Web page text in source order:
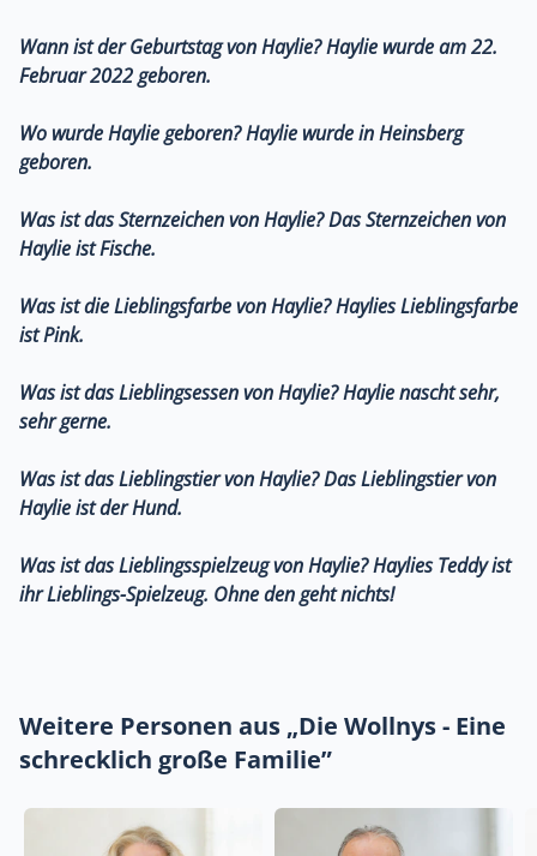
Wann ist der Geburtstag von Haylie?Haylie wurde am 22.
Februar 2022 geboren.
Wo wurde Haylie geboren?Haylie wurde in Heinsberg
geboren.
Was ist das Sternzeichen von Haylie?Das Sternzeichen von
Haylie ist Fische.
Was ist die Lieblingsfarbe von Haylie?Haylies Lieblingsfarbe
ist Pink.
Was ist das Lieblingsessen von Haylie?Haylie nascht sehr,
sehr gerne.
Was ist das Lieblingstier von Haylie?Das Lieblingstier von
Haylie ist der Hund.
Was ist das Lieblingsspielzeug von Haylie?Haylies Teddy ist
ihr Lieblings-Spielzeug. Ohne den geht nichts!
Weitere Personen aus „Die Wollnys - Eine
schrecklich große Familie”